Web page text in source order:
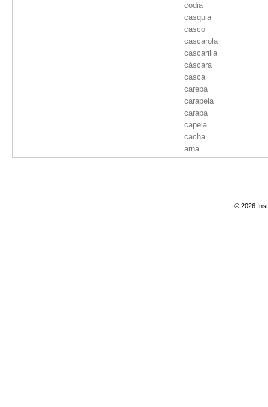
codia
casquia
casco
cascarola
cascarilla
cáscara
casca
carepa
carapela
carapa
capela
cacha
arna
© 2026